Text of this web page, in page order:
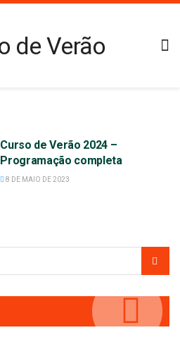
Curso de Verão 2024 –
Programação completa
8 DE MAIO DE 2023